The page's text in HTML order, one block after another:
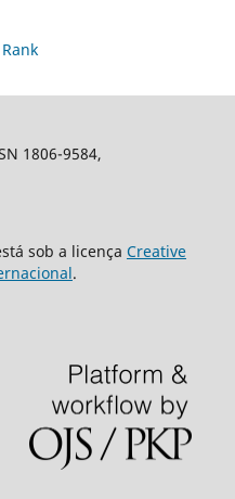
1806-9584,
sob a licença Creative
.